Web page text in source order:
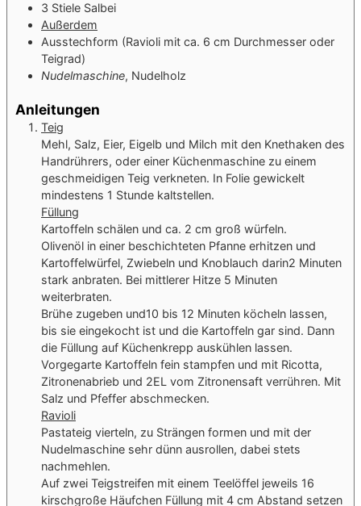
3 Stiele Salbei
Außerdem
Ausstechform (Ravioli mit ca. 6 cm Durchmesser oder
Teigrad)
Nudelmaschine, Nudelholz
Anleitungen
Teig
Mehl, Salz, Eier, Eigelb und Milch mit den Knethaken des
Handrührers, oder einer Küchenmaschine zu einem
geschmeidigen Teig verkneten. In Folie gewickelt
mindestens 1 Stunde kaltstellen.
Füllung
Kartoffeln schälen und ca. 2 cm groß würfeln.
Olivenöl in einer beschichteten Pfanne erhitzen und
Kartoffelwürfel, Zwiebeln und Knoblauch darin2 Minuten
stark anbraten. Bei mittlerer Hitze 5 Minuten
weiterbraten.
Brühe zugeben und10 bis 12 Minuten köcheln lassen,
bis sie eingekocht ist und die Kartoffeln gar sind. Dann
die Füllung auf Küchenkrepp auskühlen lassen.
Vorgegarte Kartoffeln fein stampfen und mit Ricotta,
Zitronenabrieb und 2EL vom Zitronensaft verrühren. Mit
Salz und Pfeffer abschmecken.
Ravioli
Pastateig vierteln, zu Strängen formen und mit der
Nudelmaschine sehr dünn ausrollen, dabei stets
nachmehlen.
Auf zwei Teigstreifen mit einem Teelöffel jeweils 16
kirschgroße Häufchen Füllung mit 4 cm Abstand setzen